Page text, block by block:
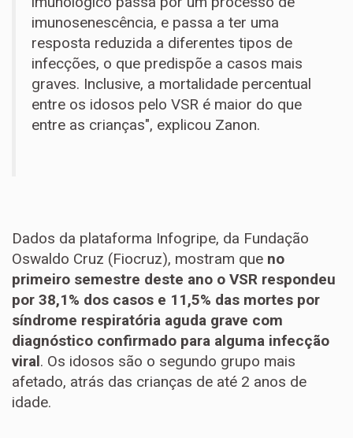
imunosenescência, e passa a ter uma
resposta reduzida a diferentes tipos de
infecções, o que predispõe a casos mais
graves. Inclusive, a mortalidade percentual
entre os idosos pelo VSR é maior do que
entre as crianças", explicou Zanon.
Dados da plataforma Infogripe, da Fundação
Oswaldo Cruz (Fiocruz), mostram que no
primeiro semestre deste ano o VSR respondeu
por 38,1% dos casos e 11,5% das mortes por
síndrome respiratória aguda grave com
diagnóstico confirmado para alguma infecção
viral. Os idosos são o segundo grupo mais
afetado, atrás das crianças de até 2 anos de
idade.